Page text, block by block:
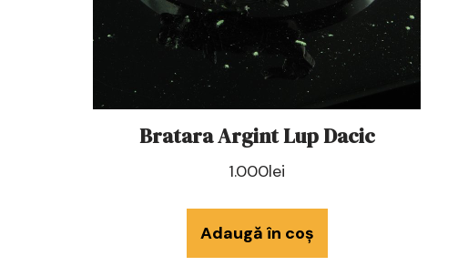
Bratara Argint Lup Dacic
1.000lei
Adaugă în coș